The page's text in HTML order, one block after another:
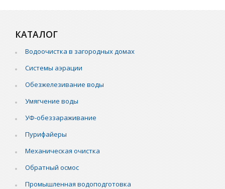
КАТАЛОГ
Водоочистка в загородных домах
Системы аэрации
Обезжелезивание воды
Умягчение воды
УФ-обеззараживание
Пурифайеры
Механическая очистка
Обратный осмос
Промышленная водоподготовка